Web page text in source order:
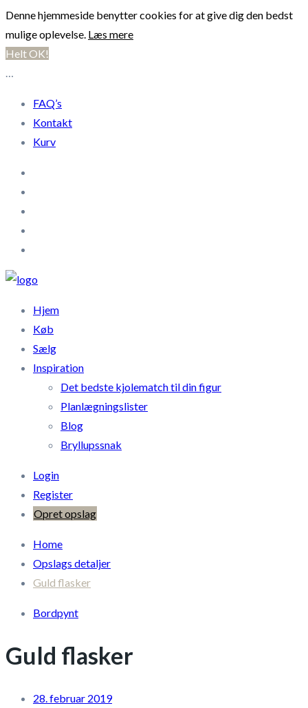
Denne hjemmeside benytter cookies for at give dig den bedst
mulige oplevelse. Læs mere
Helt OK!
…
FAQ’s
Kontakt
Kurv
Hjem
Køb
Sælg
Inspiration
Det bedste kjolematch til din figur
Planlægningslister
Blog
Bryllupssnak
Login
Register
Opret opslag
Home
Opslags detaljer
Guld flasker
Bordpynt
Guld flasker
28. februar 2019